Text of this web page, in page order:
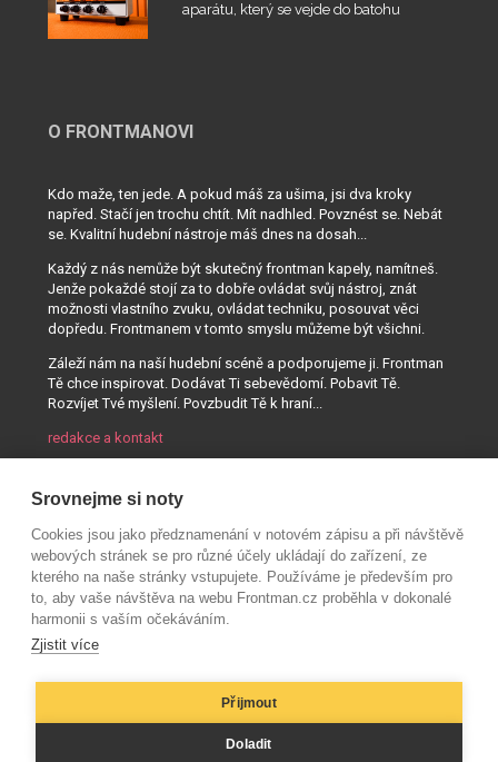
aparátu, který se vejde do batohu
O FRONTMANOVI
Kdo maže, ten jede. A pokud máš za ušima, jsi dva kroky
napřed. Stačí jen trochu chtít. Mít nadhled. Povznést se. Nebát
se. Kvalitní hudební nástroje máš dnes na dosah...
Každý z nás nemůže být skutečný frontman kapely, namítneš.
Jenže pokaždé stojí za to dobře ovládat svůj nástroj, znát
možnosti vlastního zvuku, ovládat techniku, posouvat věci
dopředu. Frontmanem v tomto smyslu můžeme být všichni.
Záleží nám na naší hudební scéně a podporujeme ji. Frontman
Tě chce inspirovat. Dodávat Ti sebevědomí. Pobavit Tě.
Rozvíjet Tvé myšlení. Povzbudit Tě k hraní...
redakce a kontakt
Srovnejme si noty
Cookies jsou jako předznamenání v notovém zápisu a při návštěvě
webových stránek se pro různé účely ukládají do zařízení, ze
kterého na naše stránky vstupujete. Používáme je především pro
to, aby vaše návštěva na webu Frontman.cz proběhla v dokonalé
harmonii s vaším očekáváním.
Zjistit více
Přijmout
Doladit